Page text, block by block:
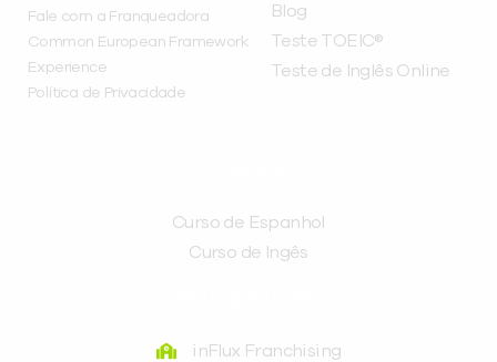
Fale com a Franqueadora
Common European Framework
Experience
Política de Privacidade
Blog
Teste TOEIC®
Teste de Inglês Online
Curso de Espanhol
Curso de Ingês
inFlux Franchising